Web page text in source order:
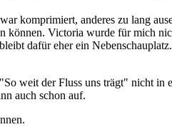
komprimiert, anderes zu lang
können. Victoria wurde für mich
dafür eher ein
weit der Fluss uns trägt" nicht in
auch schon auf.